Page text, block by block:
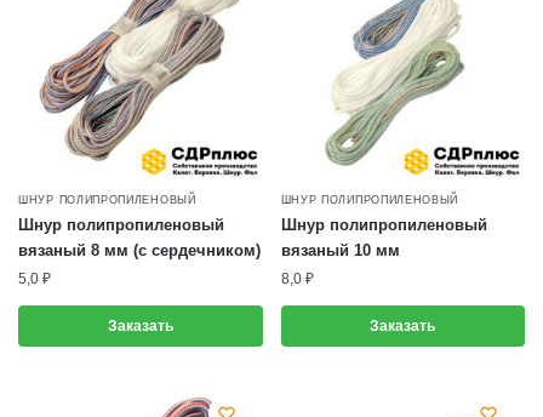
ШНУР ПОЛИПРОПИЛЕНОВЫЙ
Шнур полипропиленовый
вязаный 8 мм (с сердечником)
5,0 ₽
Заказать
ШНУР ПОЛИПРОПИЛЕНОВЫЙ
Шнур полипропиленовый
вязаный 10 мм
8,0 ₽
Заказать